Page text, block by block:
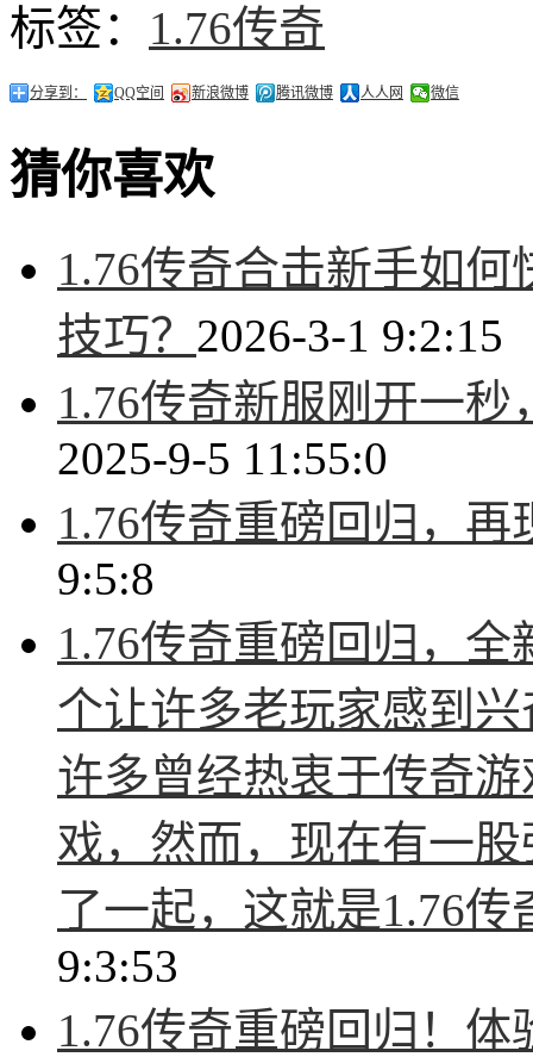
标签： 1.76传奇
分享到： QQ空间 新浪微博 腾讯微博 人人网 微信
猜你喜欢
1.76传奇合击新手如
技巧？ 2026-3-1 9:2:15
1.76传奇新服刚开一
2025-9-5 11:55:0
1.76传奇重磅回归，
9:5:8
1.76传奇重磅回归，
个让许多老玩家感到
许多曾经热衷于传奇
戏，然而，现在有一
了一起，这就是1.76
9:3:53
1.76传奇重磅回归！